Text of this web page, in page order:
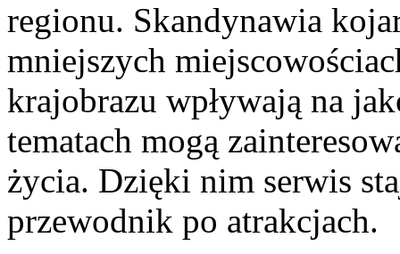
regionu. Skandynawia
mniejszych
krajobrazu wpływają na
tematach mogą
życia. Dzięki nim serwis
przewodnik po atrakcjach.